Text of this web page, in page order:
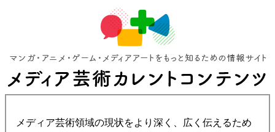
メディア芸術領域の現状をより深く、広く伝えるため